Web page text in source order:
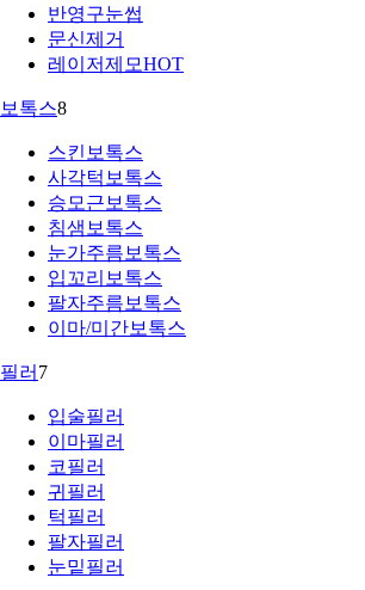
반영구눈썹
문신제거
레이저제모HOT
보톡스8
스킨보톡스
사각턱보톡스
승모근보톡스
침샘보톡스
눈가주름보톡스
입꼬리보톡스
팔자주름보톡스
이마/미간보톡스
필러 7
입술필러
이마필러
코필러
귀필러
턱필러
팔자필러
눈밑필러